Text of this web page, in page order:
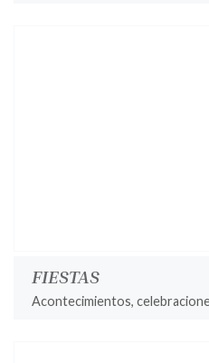
FIESTAS
Acontecimientos,